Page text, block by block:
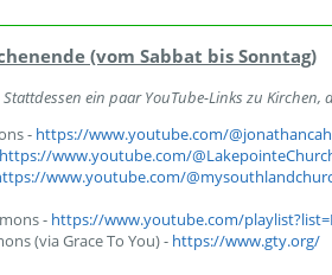
(vom Sabbat bis Sonntag)
ein paar YouTube-Links zu Kirchen,
- https://www.youtube.com/
https://www.youtube.com/
www.youtube.com/
- https://www.youtube.com/
(via Grace To You) - https://www.gty.org/